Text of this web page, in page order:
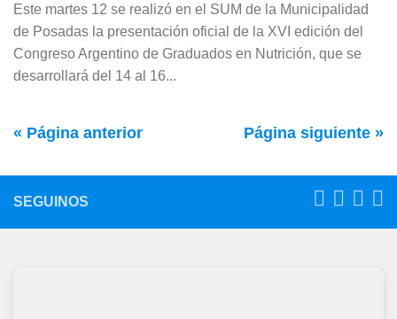
Este martes 12 se realizó en el SUM de la Municipalidad
de Posadas la presentación oficial de la XVI edición del
Congreso Argentino de Graduados en Nutrición, que se
desarrollará del 14 al 16...
« Página anterior Página siguiente »
SEGUINOS